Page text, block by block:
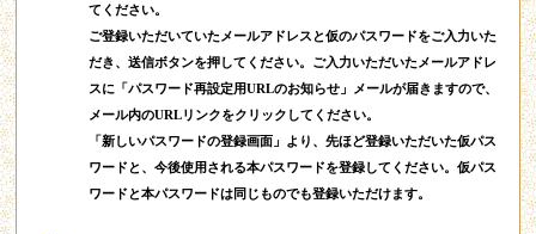
てください。
ご登録いただいていたメールアドレスと仮のパスワードをご入力いた
だき、送信ボタンを押してください。ご入力いただいたメールアドレ
スに「パスワード再設定用URLのお知らせ」メールが届きますので、
メール内のURLリンクをクリックしてください。
「新しいパスワードの登録画面」より、先ほど登録いただいた仮パス
ワードと、今後使用される本パスワードを登録してください。仮パス
ワードと本パスワードは同じものでも登録いただけます。